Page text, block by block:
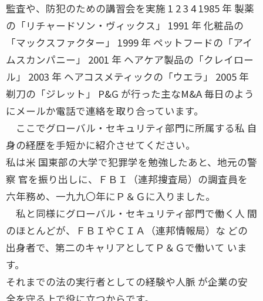
監査や、防犯のための講習会を実施 1 2 3 4 1985 年 製薬
の「リチャードソン・ヴィックス」 1991 年 化粧品の
「マックスファクター」 1999 年 ペットフードの「アイ
ムスカンパニー」 2001 年 ヘアケア製品の「クレイロー
ル」 2003 年 ヘアコスメティックの「ウエラ」 2005 年
剃刀の「ジレット」 P&G が行った主なM&A 毎日のよう
にメールか電話で連絡を取り合っています。
ここでグローバル・セキュリティ部門に所属する私 自
身の経歴を手短かに紹介させてください。
私は米 国東部の大学で犯罪学を勉強したあと、地元の警
察 官を振り出しに、ＦＢＩ（連邦捜査局）の調査員を
六年務め、一九九〇年にＰ＆Ｇに入りました。
私と同様にグローバル・セキュリティ部門で働く人 間
のほとんどが、ＦＢＩやＣＩＡ（連邦情報局）な どの
出身者で、第二のキャリアとしてＰ＆Ｇで働いて いま
す。
それまでの法の実行者としての経験や人脈 が企業の安